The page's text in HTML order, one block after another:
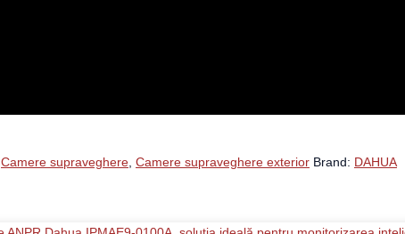
Camere supraveghere Camere supraveghere exterior Brand: DAHUA